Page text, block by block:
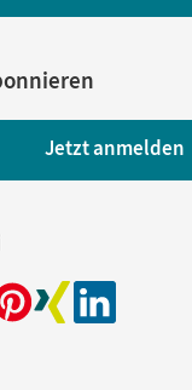
Jetzt anmelden